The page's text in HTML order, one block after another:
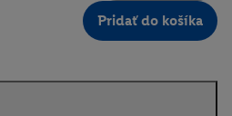
Pridať do košíka